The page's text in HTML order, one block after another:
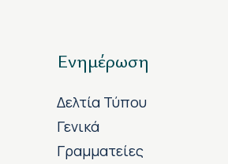
Ενημέρωση
Δελτία Τύπου
Γενικά
Γραμματείες